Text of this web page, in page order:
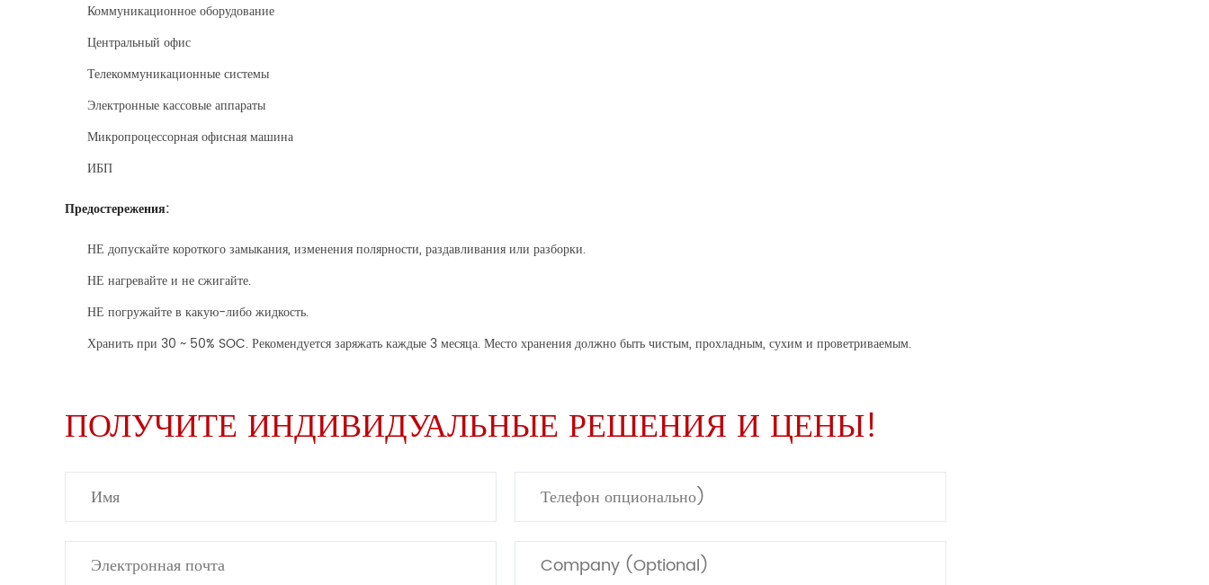
Коммуникационное оборудование
Центральный офис
Телекоммуникационные системы
Электронные кассовые аппараты
Микропроцессорная офисная машина
ИБП
Предостережения:
НЕ допускайте короткого замыкания, изменения полярности, раздавливания или разборки.
НЕ нагревайте и не сжигайте.
НЕ погружайте в какую-либо жидкость.
Хранить при 30 ~ 50% SOC. Рекомендуется заряжать каждые 3 месяца. Место хранения должно быть чистым, прохладным, сухим и проветриваемым.
ПОЛУЧИТЕ ИНДИВИДУАЛЬНЫЕ РЕШЕНИЯ И ЦЕНЫ!